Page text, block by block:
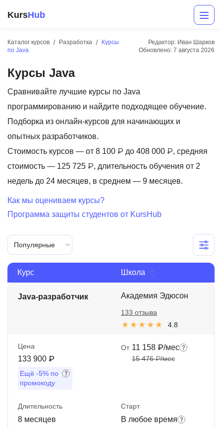
KursHub
Каталог курсов Разработка
Курсы
по Java
Редактор: Иван Шарков
Обновлено: 7 августа 2026
Курсы Java
Сравнивайте лучшие курсы по Java
программированию и найдите подходящее обучение.
Подборка из онлайн-курсов для начинающих и
опытных разработчиков.
Стоимость курсов — от 8 100 ₽ до 408 000 ₽, средняя
стоимость — 125 725 ₽, длительность обучения от 2
недель до 24 месяцев, в среднем — 9 месяцев.
Как мы оцениваем курсы?
Программа защиты студентов от KursHub
Популярные
Курс Школа
Java-разработчик Академия Эдюсон
4.8
133 отзыва
Цена
133 900 ₽
Ещё -5% по
промокоду
От 11 158 ₽/мес
15 476 ₽/мес
Длительность
8 месяцев
Старт
В любое время
Разработка
Маркетинг
Аналитика
Менеджмент
Иностранные языки
Soft Skills
ДПО
Детям